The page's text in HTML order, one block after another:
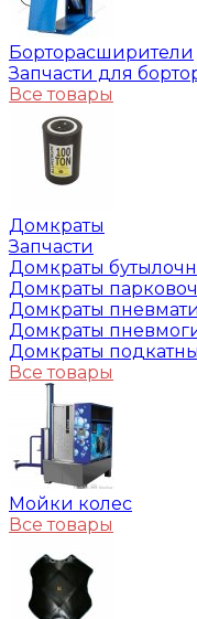
Борторасширители
Запчасти для
Все товары
Домкраты
Запчасти
Домкраты
Домкраты
Домкраты
Домкраты
Домкраты
Все товары
Мойки колес
Все товары